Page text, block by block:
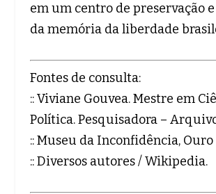
em um centro de preservação
da memória da liberdade
Fontes de consulta:
:: Viviane Gouvea. Mestre em
Política. Pesquisadora –
:: Museu da Inconfidência, Ouro
:: Diversos autores / Wikipedia.